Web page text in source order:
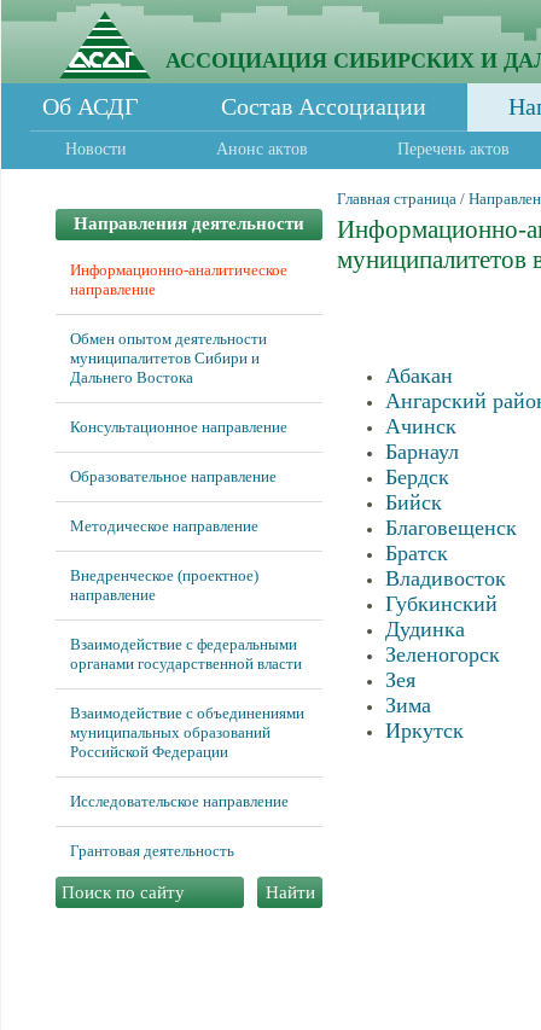
АССОЦИАЦИЯ СИБИРСКИХ И
Об АСДГ Состав Ассоциации
Новости Анонс актов Перечень актов
Направления деятельности
Информационно-аналитическое
направление
Обмен опытом деятельности
муниципалитетов Сибири и
Дальнего Востока
Консультационное направление
Образовательное направление
Методическое направление
Внедренческое (проектное)
направление
Взаимодействие с федеральными
органами государственной власти
Взаимодействие с объединениями
муниципальных образований
Российской Федерации
Исследовательское направление
Грантовая деятельность
Главная страница /
Информационно-
муниципалитетов
Абакан
Ангарский
Ачинск
Барнаул
Бердск
Бийск
Благовещенск
Братск
Владивосток
Губкинский
Дудинка
Зеленогорск
Зея
Зима
Иркутск